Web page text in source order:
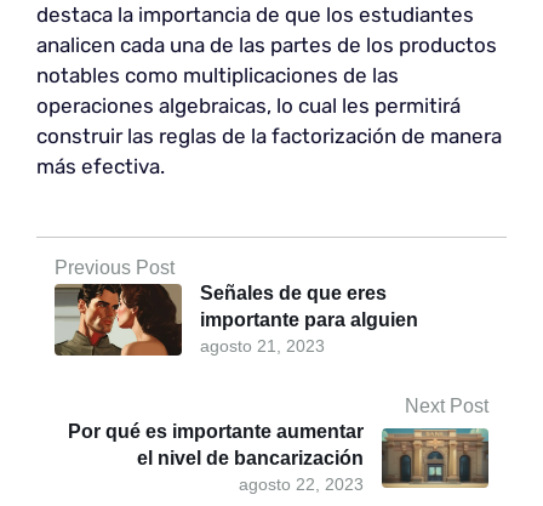
destaca la importancia de que los estudiantes
analicen cada una de las partes de los productos
notables como multiplicaciones de las
operaciones algebraicas, lo cual les permitirá
construir las reglas de la factorización de manera
más efectiva.
Previous Post
agosto 21, 2023
Señales de que eres
importante para alguien
Next Post
agosto 22, 2023
Por qué es importante aumentar
el nivel de bancarización